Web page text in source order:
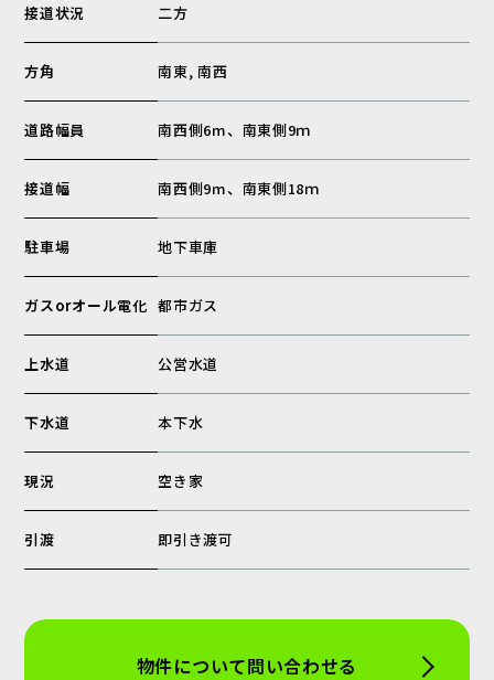
接道状況 二方
方角 南東, 南西
道路幅員 南西側6m、南東側9ｍ
接道幅 南西側9m、南東側18ｍ
駐車場 地下車庫
ガスorオール電化 都市ガス
上水道 公営水道
下水道 本下水
現況 空き家
引渡 即引き渡可
物件について問い合わせる